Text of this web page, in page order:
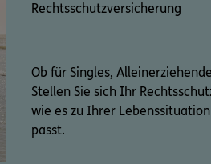
Rechtsschutzversicherung
Ob für Singles,
Stellen Sie sich Ihr
wie es zu Ihrer
passt.